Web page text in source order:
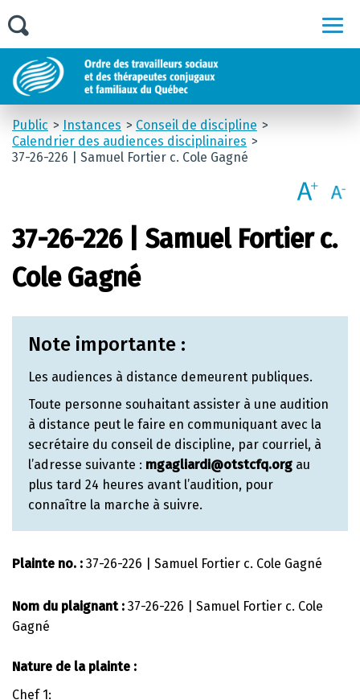
Public Instances
Conseil de discipline
Calendrier des audiences disciplinaires
37-26-226 | Samuel Fortier c. Cole Gagné
37-26-226 | Samuel Fortier c.
Cole Gagné
Note importante :
Les audiences à distance demeurent publiques.
Toute personne souhaitant assister à une audition
à distance peut le faire en communiquant avec la
secrétaire du conseil de discipline, par courriel, à
l’adresse suivante : mgagliardi@otstcfq.org au
plus tard 24 heures avant l’audition, pour
connaître la marche à suivre.
Plainte no. : 37-26-226 | Samuel Fortier c. Cole Gagné
Nom du plaignant : 37-26-226 | Samuel Fortier c. Cole
Gagné
Nature de la plainte :
Chef 1: